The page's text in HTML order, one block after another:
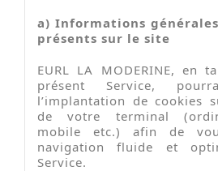
a) Informations
présents sur le site
EURL LA MODERINE, en
présent Service,
l’implantation de cookies
de votre terminal
mobile etc.) afin de
navigation fluide et
Service.